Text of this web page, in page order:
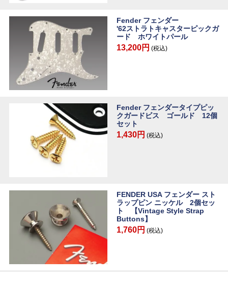
Fender フェンダー
'62ストラトキャスターピックガ
ード ホワイトパール
13,200円 (税込)
Fender フェンダータイプピッ
クガードビス ゴールド 12個
セット
1,430円 (税込)
FENDER USA フェンダー スト
ラップピン ニッケル 2個セッ
ト 【Vintage Style Strap
Buttons】
1,760円 (税込)